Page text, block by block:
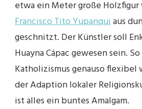
etwa ein Meter große Holzfigur
Francisco Tito Yupanquiaus
geschnitzt. Der Künstler soll
Huayna Cápac gewesen sein.
Katholizismus genauso flexibel
der Adaption lokaler
ist alles ein buntes Amalgam.